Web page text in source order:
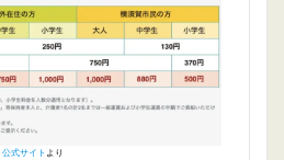
公式サイト より